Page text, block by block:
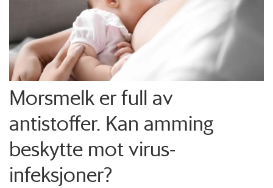
Morsmelk er full av
antistoffer. Kan amming
beskytte mot virus-
infeksjoner?